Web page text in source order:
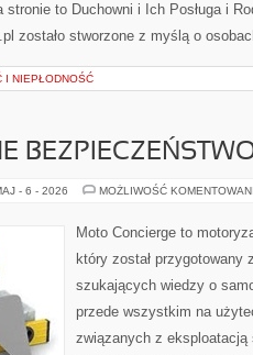
stronie to Duchowni i Ich Posługa i
zostało stworzone z myślą o
I NIEPŁODNOŚĆ
- 6 - 2026 MOŻLIWOŚĆ
Moto Concierge to
który został przygotowany
szukających wiedzy o
przede wszystkim na
związanych z eksploatacją